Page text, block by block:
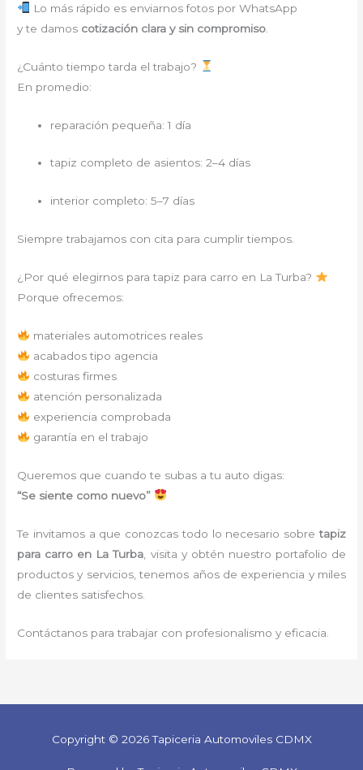
Lo más rápido es enviarnos fotos por WhatsApp
y te damos cotización clara y sin compromiso
¿Cuánto tiempo tarda el trabajo?
En promedio:
reparación pequeña: 1 día
tapiz completo de asientos: 2–4 días
interior completo: 5–7 días
Siempre trabajamos con cita para cumplir tiempos.
¿Por qué elegirnos para tapiz para carro en La Turba?
Porque ofrecemos:
materiales automotrices reales
acabados tipo agencia
costuras firmes
atención personalizada
experiencia comprobada
garantía en el trabajo
Queremos que cuando te subas a tu auto digas:
“Se siente como nuevo”
Te invitamos a que conozcas todo lo necesario sobretapiz
para carro en La Turba , visita y obtén nuestro portafolio de
productos y servicios, tenemos años de experiencia y miles
de clientes satisfechos.
Contáctanos para trabajar con profesionalismo y eficacia.
Copyright © 2026 Tapiceria Automoviles CDMX